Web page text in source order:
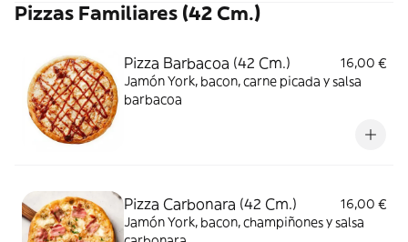
Pizzas Familiares (42 Cm.)
Pizza Barbacoa (42 Cm.)
16,00 €
Jamón York, bacon, carne picada y salsa
barbacoa
Pizza Carbonara (42 Cm.)
16,00 €
Jamón York, bacon, champiñones y salsa